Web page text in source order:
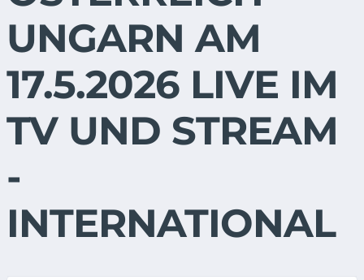
UNGARN AM
17.5.2026 LIVE IM
TV UND STREAM
-
INTERNATIONAL